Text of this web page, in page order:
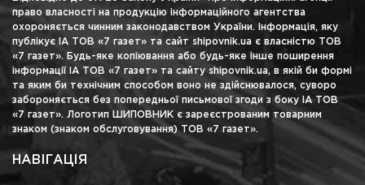
право власності на продукцію інформаційного агентства
охороняється чинним законодавством України. Інформація, яку
публікує ІА ТОВ «7 газет» та сайт shipovnik.ua є власністю ТОВ
«7 газет». Будь-яке копіювання або будь-яке інше поширення
інформації ІА ТОВ «7 газет» та сайту shipovnik.ua, в якій би формі
та яким би технічним способом воно не здійснювалося, суворо
забороняється без попередньої письмової згоди з боку ІА ТОВ
«7 газет». Логотип ШИПОВНИК є зареєстрованим товарним
знаком (знаком обслуговування) ТОВ «7 газет».
НАВІГАЦІЯ